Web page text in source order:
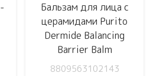
Бальзам для лица с
церамидами Purito
Dermide Balancing
Barrier Balm
8809563102143